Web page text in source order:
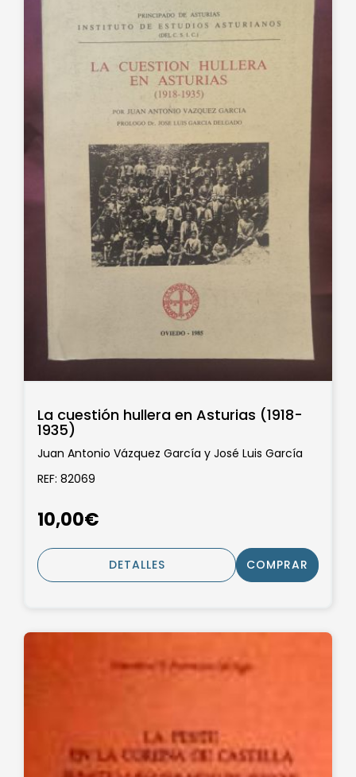
La cuestión hullera en Asturias (1918-
1935)
Juan Antonio Vázquez García y José Luis García
REF: 82069
10,00€
DETALLES COMPRAR